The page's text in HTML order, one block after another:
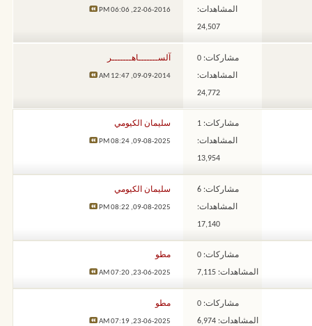
المشاهدات:
24,507
22-06-2016,
06:06 PM
مشاركات: 0
المشاهدات:
24,772
آلســـــــاهـــــــر
09-09-2014,
12:47 AM
مشاركات: 1
المشاهدات:
13,954
سليمان الكيومي
09-08-2025,
08:24 PM
مشاركات: 6
المشاهدات:
17,140
سليمان الكيومي
09-08-2025,
08:22 PM
مشاركات: 0
المشاهدات: 7,115
مطو
23-06-2025,
07:20 AM
مشاركات: 0
المشاهدات: 6,974
مطو
23-06-2025,
07:19 AM